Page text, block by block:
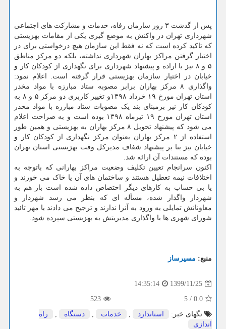
پس از گذشت ۳ روز سازمان رفاه، خدمات و مشارکت های اجتماعی
شهرداری تهران در واکنش به موضع گیری یکی از مقامات بهزیستی
که تاکید کرده است که نه فقط این سازمان هیچ درخواستی برای در
اختیار گرفتن مراکز بهاران شهرداری نداشته، بلکه دو مرکز مناطق
۵ و ۸ نیز با اراده و پیشنهاد شهرداری برای نگهداری از کودکان کار و
خیابان در اختیار سازمان بهزیستی قرار گرفته است. اعلام نمود:
واگذاری ۸ مرکز بهاران برابر مصوبه ستاد مبارزه با مواد مخدر
استان تهران مورخ ۱۹ خرداد ۱۳۹۸و تغییر کاربری دو مرکز ۵ و ۸ به
کودکان کار نیز برمبنای بند یک مصوبات ستاد مبارزه با مواد مخدر
استان تهران مورخ ۱۹ تیرماه ۱۳۹۸ بوده است و به صراحت اعلام
می شود که پیشنهاد تحویل ۸ مرکز بهاران به بهزیستی و همین طور
استفاده از ۲ مرکز بهاران بعنوان مرکز نگهداری از کودکان کار و
خیابان نیز بنا بر پیشنهاد شفاف مدیرکل وقت بهزیستی استان تهران
بوده که مستندات آن ارائه شد.
اکنون سرانجام تعیین تکلیف وضعیت مراکز بهارانی که باتوجه به
اختلافات نیمه تعطیل هستند و ساختمان های آن یا خاک می خورند و
یا بی حساب به کارهای دیگر اختصاص داده شده است باز هم به
شهردار واگذار شده، مسأله ای که بنظر می رسد شهردار و
معاونانش تمایلی به ورود به آنرا ندارند و ترجیح می دادند با مهر تائید
شورای شهری ها با واگذاری مدیریتش به بهزیستی سپرده شود.
منبع: مسیرساز
1399/11/25
14:35:14
0.0
/
5
523
تگهای خبر:
استاندارد , خدمات , دستگاه ,
راه
اندازی